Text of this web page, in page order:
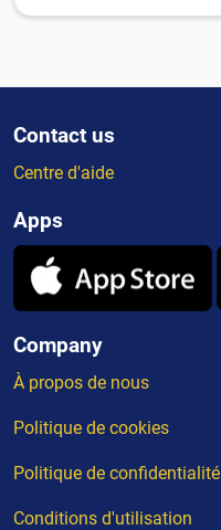
Contact us
Centre d'aide
Apps
Company
À propos de nous
Politique de cookies
Politique de confidentialité
Conditions d'utilisation